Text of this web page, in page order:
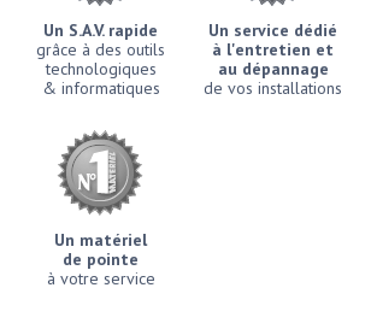
Un S.A.V. rapide
grâce à des outils
technologiques
& informatiques
Un service dédié
à l'entretien et
au dépannage
de vos installations
Un matériel
de pointe
à votre service